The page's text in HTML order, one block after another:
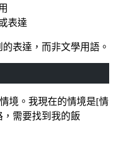
表達
表達，而非文學用語。
境。我現在的情境是[情
需要找到我的飯